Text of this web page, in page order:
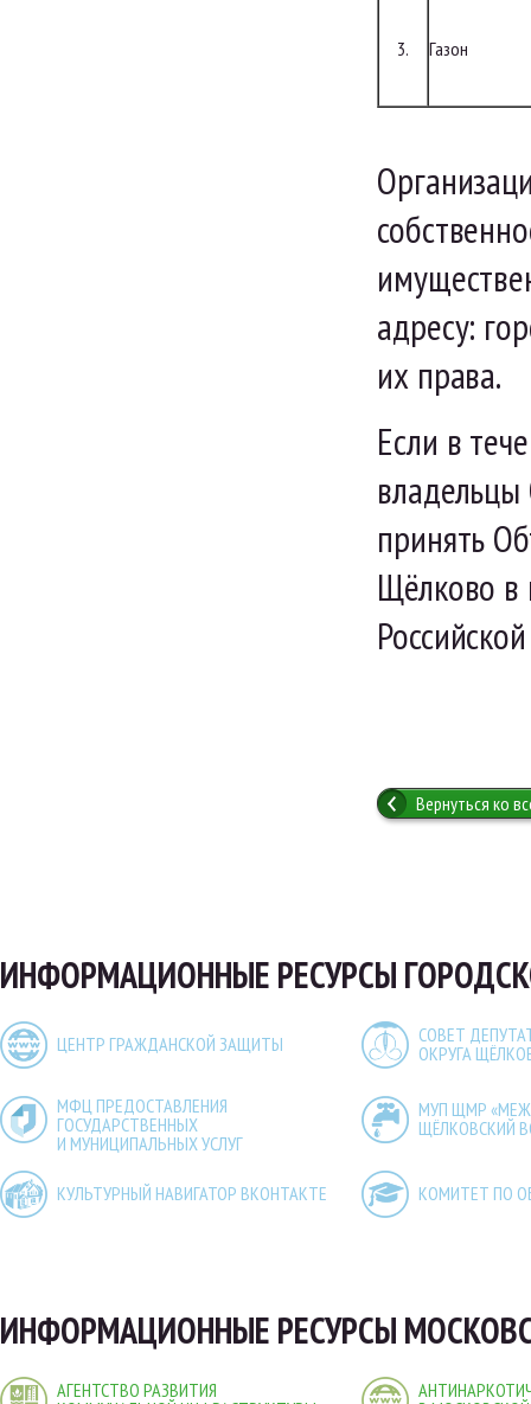
3. Газон
адресу:
их права.
Если в
принять
Щёлково в
Вернуться ко
ИНФОРМАЦИОННЫЕ РЕСУРСЫ
ЦЕНТР ГРАЖДАНСКОЙ ЗАЩИТЫ
СОВЕТ
ОКРУГА
МФЦ ПРЕДОСТАВЛЕНИЯ
ГОСУДАРСТВЕННЫХ
И МУНИЦИПАЛЬНЫХ УСЛУГ
МУП ЩМР
ЩЁЛКОВСКИЙ
КУЛЬТУРНЫЙ НАВИГАТОР ВКОНТАКТЕ КОМИТЕТ ПО
ИНФОРМАЦИОННЫЕ РЕСУРСЫ
АГЕНТСТВО РАЗВИТИЯ